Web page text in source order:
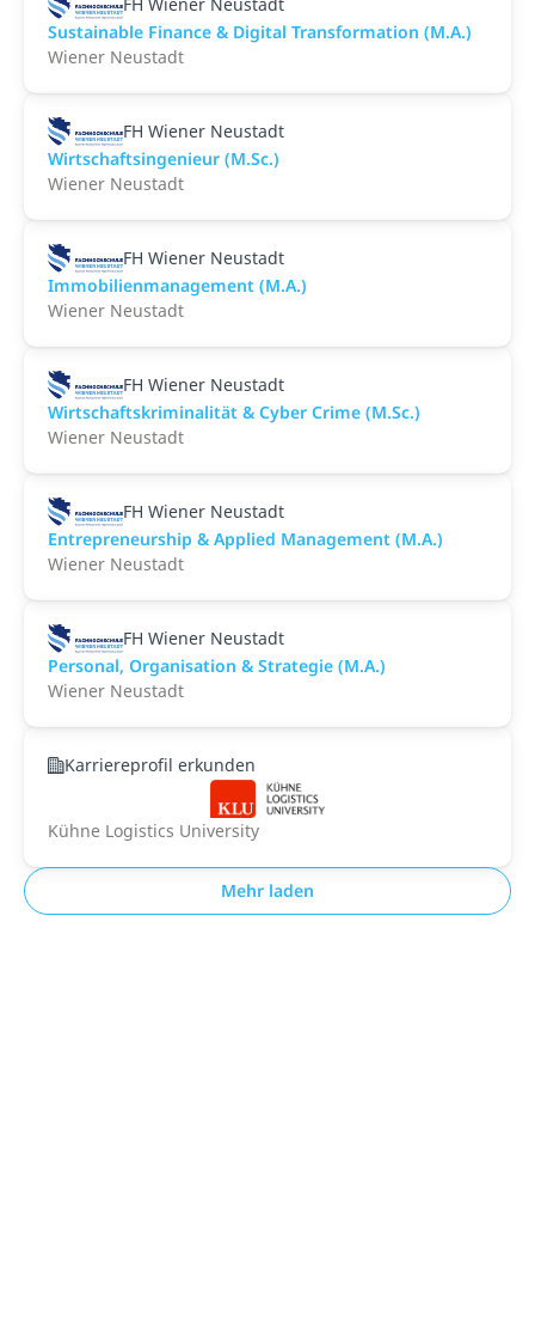
Sustainable Finance & Digital Transformation (M.A.)
Wiener Neustadt
FH Wiener Neustadt
Wirtschaftsingenieur (M.Sc.)
Wiener Neustadt
FH Wiener Neustadt
Immobilienmanagement (M.A.)
Wiener Neustadt
FH Wiener Neustadt
Wirtschaftskriminalität & Cyber Crime (M.Sc.)
Wiener Neustadt
FH Wiener Neustadt
Entrepreneurship & Applied Management (M.A.)
Wiener Neustadt
FH Wiener Neustadt
Personal, Organisation & Strategie (M.A.)
Wiener Neustadt
Karriereprofil erkunden
Kühne Logistics University
Mehr laden